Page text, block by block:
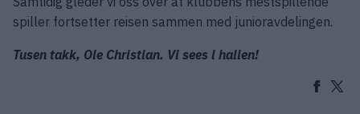
spiller fortsetter reisen sammen med junioravdelingen.
Tusen takk, Ole Christian. Vi sees i hallen!